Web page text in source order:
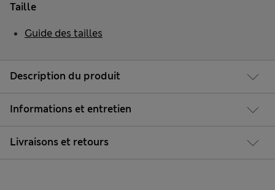
Description du produit
Informations et entretien
Livraisons et retours
Taille
Guide des tailles